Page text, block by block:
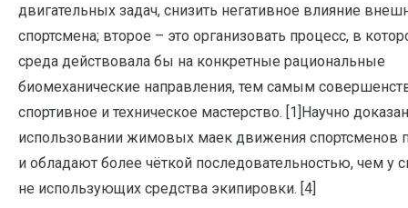
двигательных задач, снизить негативное влияние
спортсмена; второе – это организовать процесс, в
среда действовала бы на конкретные рациональные
биомеханические направления, тем самым
спортивное и техническое мастерство. [1]Научно
использовании жимовых маек движения спортсменов
и обладают более чёткой последовательностью, чем у
не использующих средства экипировки. [4]